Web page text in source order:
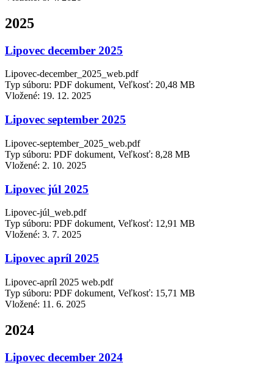
2025
Lipovec december 2025
Lipovec-december_2025_web.pdf
Typ súboru: PDF dokument, Veľkosť: 20,48 MB
Vložené: 19. 12. 2025
Lipovec september 2025
Lipovec-september_2025_web.pdf
Typ súboru: PDF dokument, Veľkosť: 8,28 MB
Vložené: 2. 10. 2025
Lipovec júl 2025
Lipovec-júl_web.pdf
Typ súboru: PDF dokument, Veľkosť: 12,91 MB
Vložené: 3. 7. 2025
Lipovec apríl 2025
Lipovec-apríl 2025 web.pdf
Typ súboru: PDF dokument, Veľkosť: 15,71 MB
Vložené: 11. 6. 2025
2024
Lipovec december 2024